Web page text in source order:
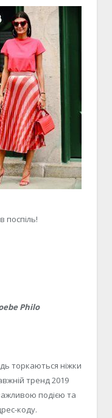
поспіль!
Philo
торкаються ніжки
тренд 2019
подією та
коду.